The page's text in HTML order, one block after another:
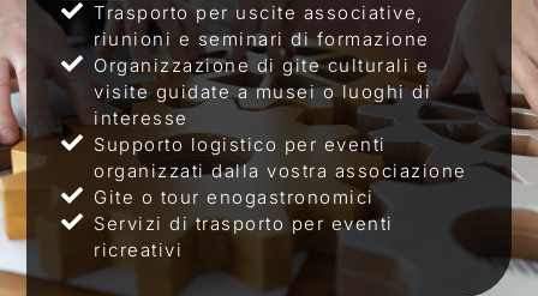
Trasporto per uscite associative,
riunioni e seminari di formazione
Organizzazione di gite culturali e
visite guidate a musei o luoghi di
interesse
Supporto logistico per eventi
organizzati dalla vostra associazione
Gite o tour enogastronomici
Servizi di trasporto per eventi
ricreativi